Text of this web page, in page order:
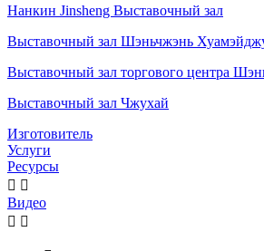
Нанкин Jinsheng Выставочный зал
Выставочный зал Шэньчжэнь
Выставочный зал торгового центра
Выставочный зал Чжухай
Изготовитель
Услуги
Ресурсы
 
Видео
 